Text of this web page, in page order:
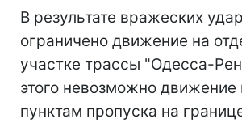
В результате вражеских
ограничено движение на
участке трассы "Одесса-
этого невозможно движение
пунктам пропуска на